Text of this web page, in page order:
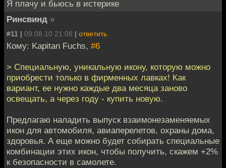
Я плачу и бьюсь в истерике
Ринсвинд »
#11 | 09.08.10 21:08 | ответить
Кому: Kapitan Fuchs, #6
> Специальную, уникальную икону, которую можно
приобрести только в фирменных лавках! Как
вариант, ее нужно каждые два месяца заново
освещать, а через году - купить новую.
Предлагаю наладить выпуск взаимонезаменяемых
икон для автомобиля, авиаперелетов, охраны дома,
здоровья. А еще можно будет собирать специальные
комбинации этих икон, чтобы получить, скажем +2%
к безопасности в самолете.